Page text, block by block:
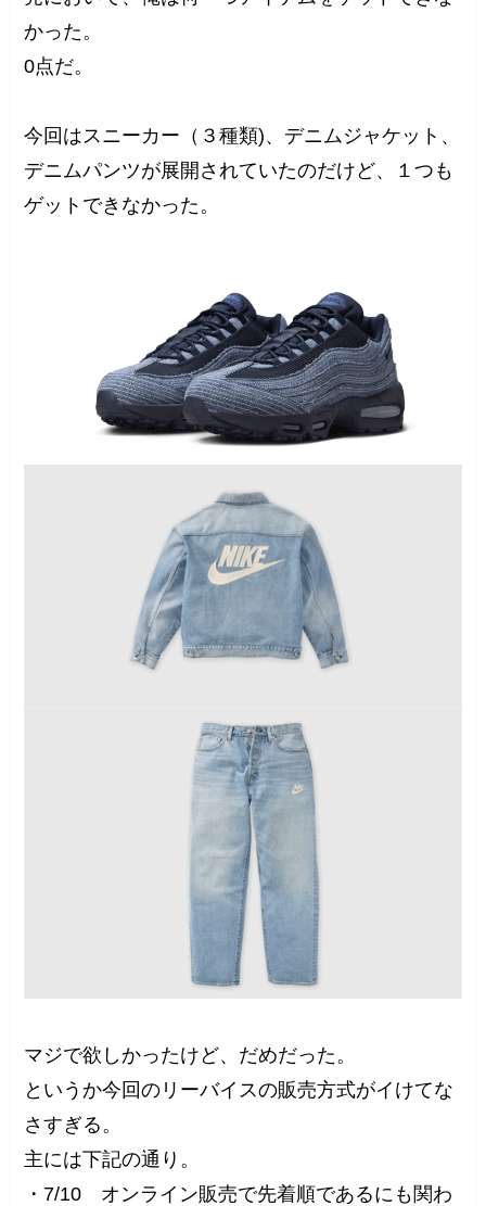
かった。
0点だ。
今回はスニーカー（３種類)、デニムジャケット、
デニムパンツが展開されていたのだけど、１つも
ゲットできなかった。
マジで欲しかったけど、だめだった。
というか今回のリーバイスの販売方式がイけてな
さすぎる。
主には下記の通り。
・7/10 オンライン販売で先着順であるにも関わ